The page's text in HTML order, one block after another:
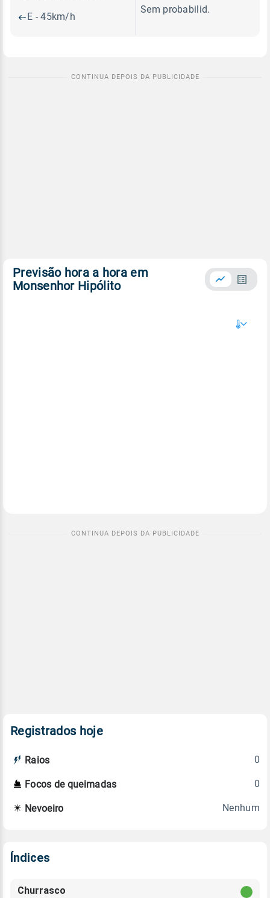
E - 45km/h
Sem probabilid.
Previsão hora a hora em
Monsenhor Hipólito
Registrados hoje
Raios 0
Focos de queimadas 0
Nevoeiro Nenhum
Índices
Churrasco